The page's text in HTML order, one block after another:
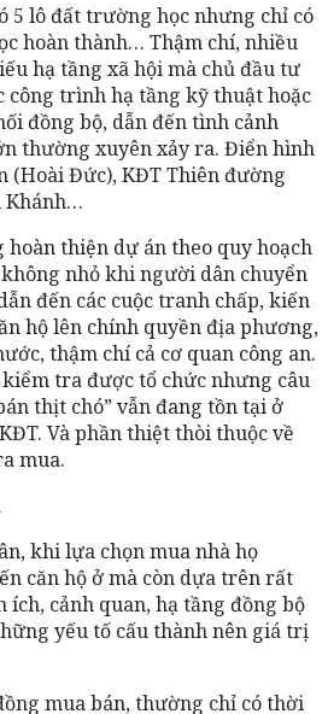
5 lô đất trường học nhưng chỉ có
hoàn thành… Thậm chí, nhiều
hạ tầng xã hội mà chủ đầu tư
công trình hạ tầng kỹ thuật hoặc
đồng bộ, dẫn đến tình cảnh
thường xuyên xảy ra. Điển hình
(Hoài Đức), KĐT Thiên đường
Khánh…
thiện dự án theo quy hoạch
nhỏ khi người dân chuyển
đến các cuộc tranh chấp, kiến
hộ lên chính quyền địa phương,
thậm chí cả cơ quan công an.
tra được tổ chức nhưng câu
thịt chó” vẫn đang tồn tại ở
Và phần thiệt thòi thuộc về
mua.
khi lựa chọn mua nhà họ
căn hộ ở mà còn dựa trên rất
cảnh quan, hạ tầng đồng bộ
yếu tố cấu thành nên giá trị
mua bán, thường chỉ có thời